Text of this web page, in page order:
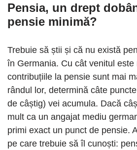
Pensia, un drept
pensie minimă?
Trebuie să știi și că nu există
în Germania. Cu cât venitul
contribuțiile la pensie sunt mai
rândul lor, determină câte
de câștig) vei acumula. Dacă
mult ca un angajat mediu
primi exact un punct de pensie.
pe care trebuie să îl cunoști: